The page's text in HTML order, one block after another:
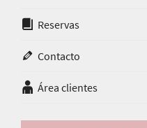
Reservas
Contacto
Área clientes